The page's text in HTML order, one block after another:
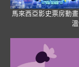
馬來西亞影史票房動